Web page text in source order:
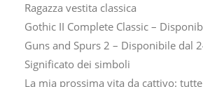
Ragazza vestita classica
Gothic II Complete Classic –
Guns and Spurs 2 – Disponibile dal
Significato dei simboli
La mia prossima vita da cattivo: